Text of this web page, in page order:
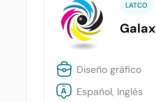
LATCO
Diseño gráfico
Español, Inglés